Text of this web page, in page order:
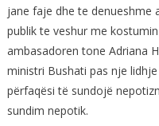
jane faje dhe te denueshme
publik te veshur me
ambasadoren tone Adriana
ministri Bushati pas nje
përfaqësi të sundojë
sundim nepotik.